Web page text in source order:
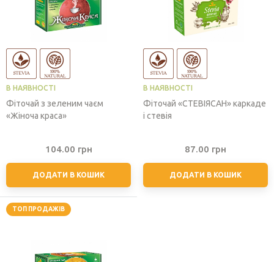
В НАЯВНОСТІ
Фіточай з зеленим чаєм
«Жіноча краса»
104.00 грн
ДОДАТИ В КОШИК
В НАЯВНОСТІ
Фіточай «СТЕВІЯСАН» каркаде
і стевія
87.00 грн
ДОДАТИ В КОШИК
ТОП ПРОДАЖІВ